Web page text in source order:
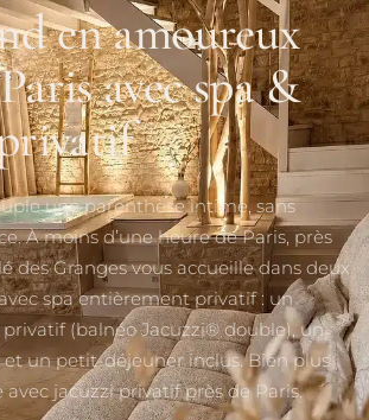
en amoureux
avec spa &
une parenthèse intime, sans
À moins d’une heure de Paris, près
des Granges vous accueille dans deux
spa entièrement privatif : un
(balnéo Jacuzzi® double), un
un petit-déjeuner inclus. Bien plus
avec jacuzzi privatif près de Paris.